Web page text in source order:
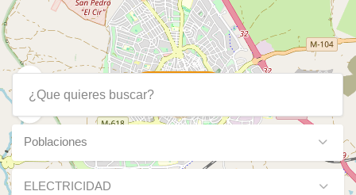
Poblaciones
ELECTRICIDAD
Show Map